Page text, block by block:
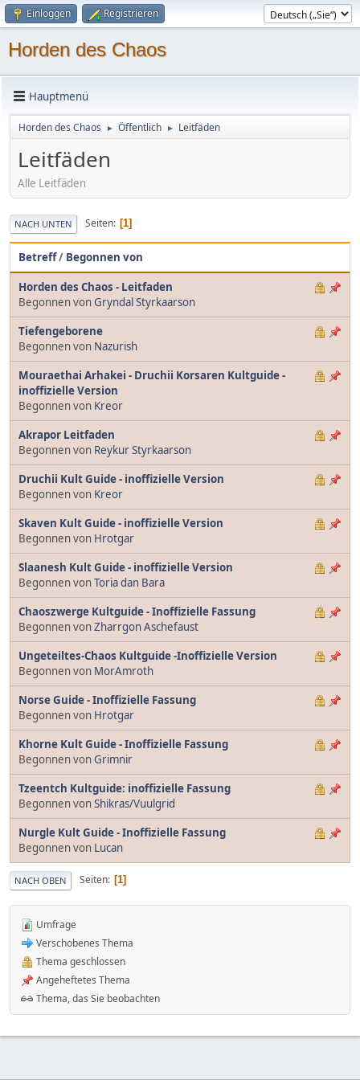
Einloggen Registrieren
Horden des Chaos
Hauptmenü
Horden des Chaos ► Öffentlich ► Leitfäden
Leitfäden
Alle Leitfäden
NACH UNTEN Seiten 1
Betreff/ Begonnen von
Horden des Chaos - Leitfaden
Begonnen vonGryndal Styrkaarson
Tiefengeborene
Begonnen von Nazurish
Mouraethai Arhakei - Druchii Korsaren Kultguide -
inoffizielle Version
Begonnen von Kreor
Akrapor Leitfaden
Begonnen von Reykur Styrkaarson
Druchii Kult Guide - inoffizielle Version
Begonnen von Kreor
Skaven Kult Guide - inoffizielle Version
Begonnen von Hrotgar
Slaanesh Kult Guide - inoffizielle Version
Begonnen vonToria dan Bara
Chaoszwerge Kultguide - Inoffizielle Fassung
Begonnen vonZharrgon Aschefaust
Ungeteiltes-Chaos Kultguide -Inoffizielle Version
Begonnen von MorAmroth
Norse Guide - Inoffizielle Fassung
Begonnen von Hrotgar
Khorne Kult Guide - Inoffizielle Fassung
Begonnen vonGrimnir
Tzeentch Kultguide: inoffizielle Fassung
Begonnen vonShikras/Vuulgrid
Nurgle Kult Guide - Inoffizielle Fassung
Begonnen von Lucan
NACH OBEN Seiten 1
Umfrage
Verschobenes Thema
Thema geschlossen
Angeheftetes Thema
Thema, das Sie beobachten